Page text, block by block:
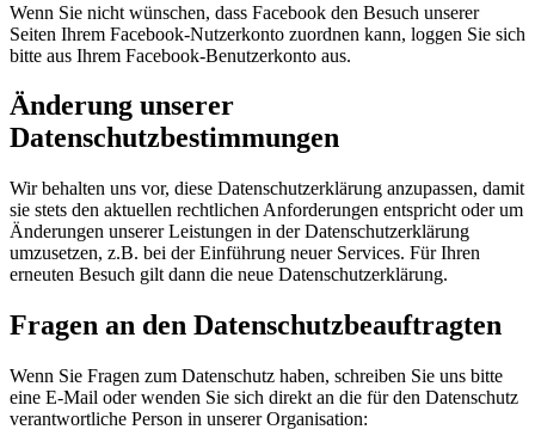
Wenn Sie nicht wünschen, dass Facebook den Besuch unserer
Seiten Ihrem Facebook-Nutzerkonto zuordnen kann, loggen Sie sich
bitte aus Ihrem Facebook-Benutzerkonto aus.
Änderung unserer
Datenschutzbestimmungen
Wir behalten uns vor, diese Datenschutzerklärung anzupassen, damit
sie stets den aktuellen rechtlichen Anforderungen entspricht oder um
Änderungen unserer Leistungen in der Datenschutzerklärung
umzusetzen, z.B. bei der Einführung neuer Services. Für Ihren
erneuten Besuch gilt dann die neue Datenschutzerklärung.
Fragen an den Datenschutzbeauftragten
Wenn Sie Fragen zum Datenschutz haben, schreiben Sie uns bitte
eine E-Mail oder wenden Sie sich direkt an die für den Datenschutz
verantwortliche Person in unserer Organisation: